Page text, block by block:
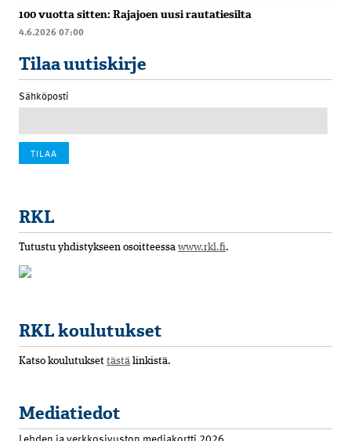
100 vuotta sitten: Rajajoen uusi rautatiesilta
4.6.2026 07:00
Tilaa uutiskirje
Sähköposti
RKL
Tutustu yhdistykseen osoitteessa www.rkl.fi.
RKL koulutukset
Katso koulutukset tästä linkistä.
Mediatiedot